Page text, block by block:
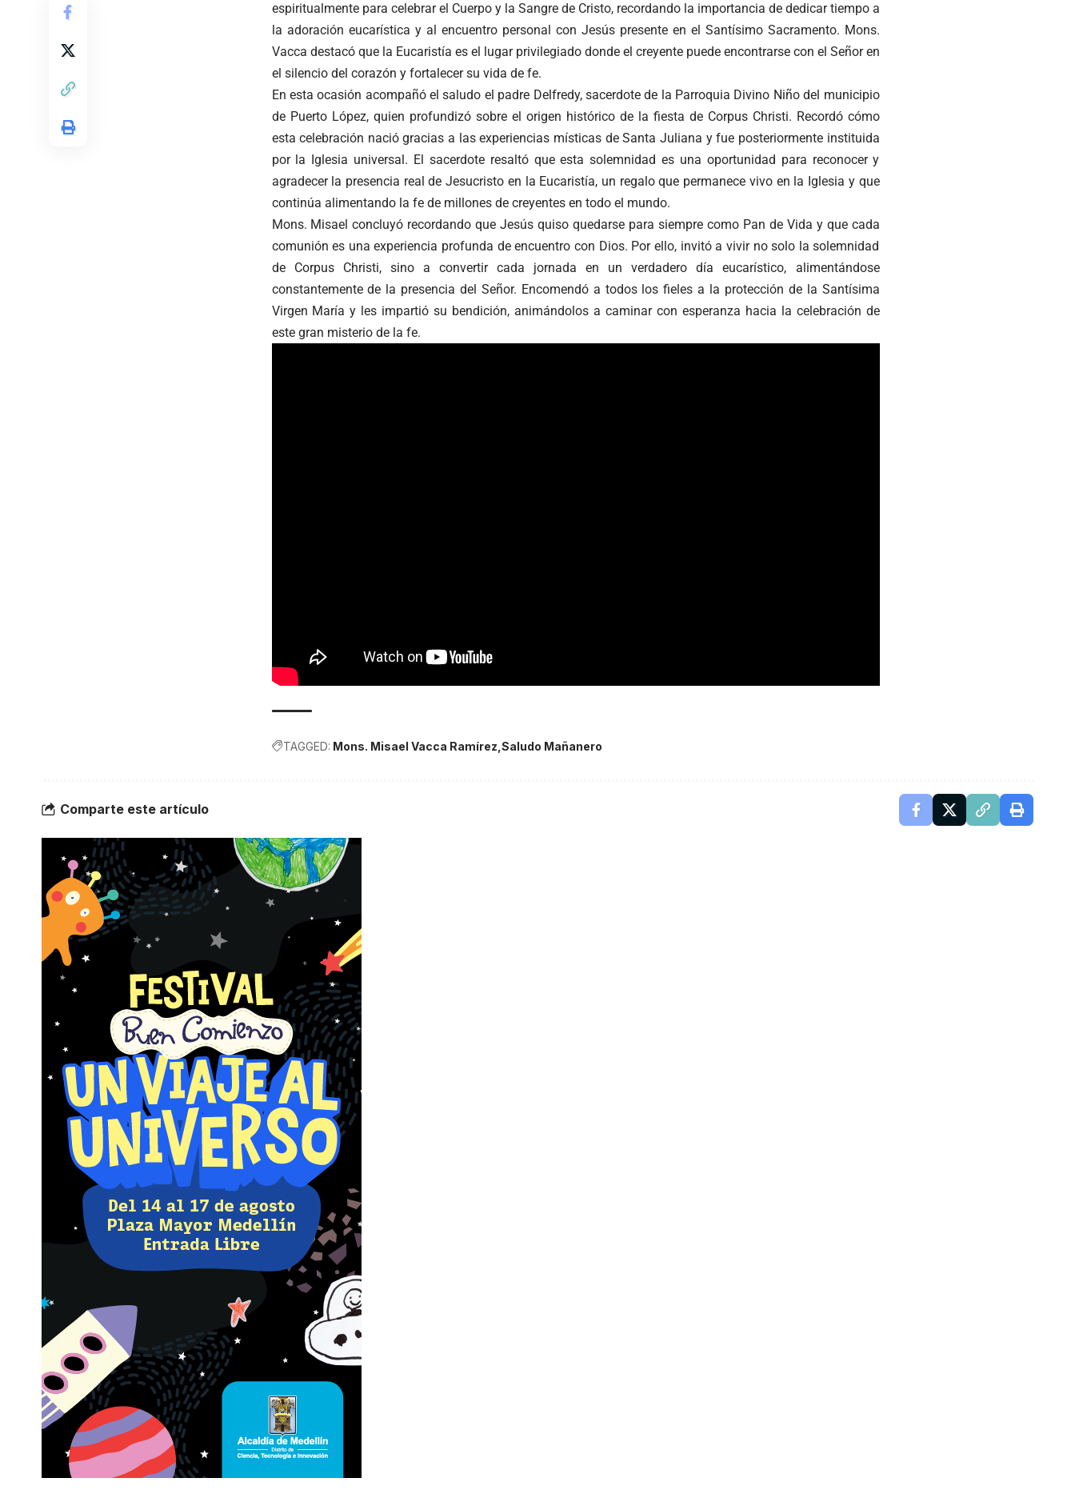
espiritualmente para celebrar el Cuerpo y la Sangre de Cristo, recordando la importancia de dedicar tiempo a
la adoración eucarística y al encuentro personal con Jesús presente en el Santísimo Sacramento. Mons.
Vacca destacó que la Eucaristía es el lugar privilegiado donde el creyente puede encontrarse con el Señor en
el silencio del corazón y fortalecer su vida de fe.
En esta ocasión acompañó el saludo el padre Delfredy, sacerdote de la Parroquia Divino Niño del municipio
de Puerto López, quien profundizó sobre el origen histórico de la fiesta de Corpus Christi. Recordó cómo
esta celebración nació gracias a las experiencias místicas de Santa Juliana y fue posteriormente instituida
por la Iglesia universal. El sacerdote resaltó que esta solemnidad es una oportunidad para reconocer y
agradecer la presencia real de Jesucristo en la Eucaristía, un regalo que permanece vivo en la Iglesia y que
continúa alimentando la fe de millones de creyentes en todo el mundo.
Mons. Misael concluyó recordando que Jesús quiso quedarse para siempre como Pan de Vida y que cada
comunión es una experiencia profunda de encuentro con Dios. Por ello, invitó a vivir no solo la solemnidad
de Corpus Christi, sino a convertir cada jornada en un verdadero día eucarístico, alimentándose
constantemente de la presencia del Señor. Encomendó a todos los fieles a la protección de la Santísima
Virgen María y les impartió su bendición, animándolos a caminar con esperanza hacia la celebración de
este gran misterio de la fe.
TAGGED: Mons. Misael Vacca Ramírez Saludo Mañanero
Comparte este artículo